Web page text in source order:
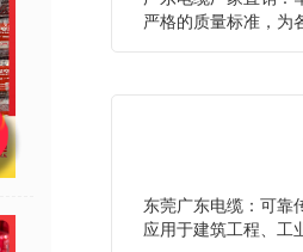
严格的质量标准，为
东莞广东电缆：可靠
应用于建筑工程、工